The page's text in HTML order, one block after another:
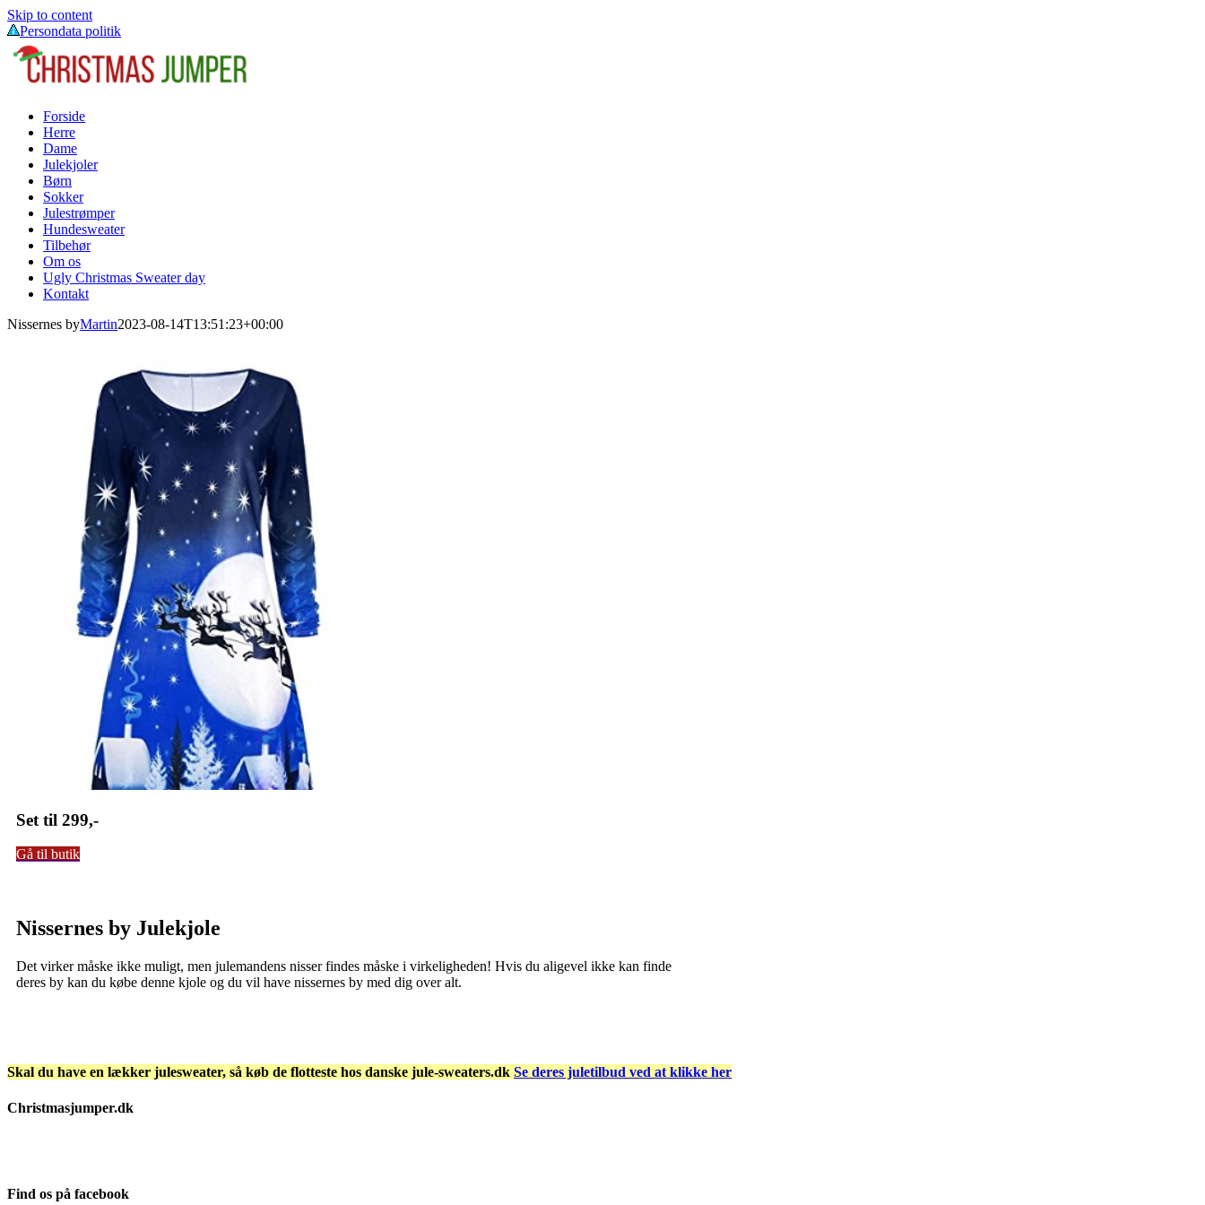
Skip to content
Persondata politik
Forside
Herre
Dame
Julekjoler
Børn
Sokker
Julestrømper
Hundesweater
Tilbehør
Om os
Ugly Christmas Sweater day
Kontakt
Nissernes byMartin2023-08-14T13:51:23+00:00
Set til 299,-
Gå til butik
Nissernes by Julekjole
Det virker måske ikke muligt, men julemandens nisser findes måske i virkeligheden! Hvis du aligevel ikke kan finde
deres by kan du købe denne kjole og du vil have nissernes by med dig over alt.
Skal du have en lækker julesweater, så køb de flotteste hos danske jule-sweaters.dk Se deres juletilbud ved at klikke her
Christmasjumper.dk
Find os på facebook